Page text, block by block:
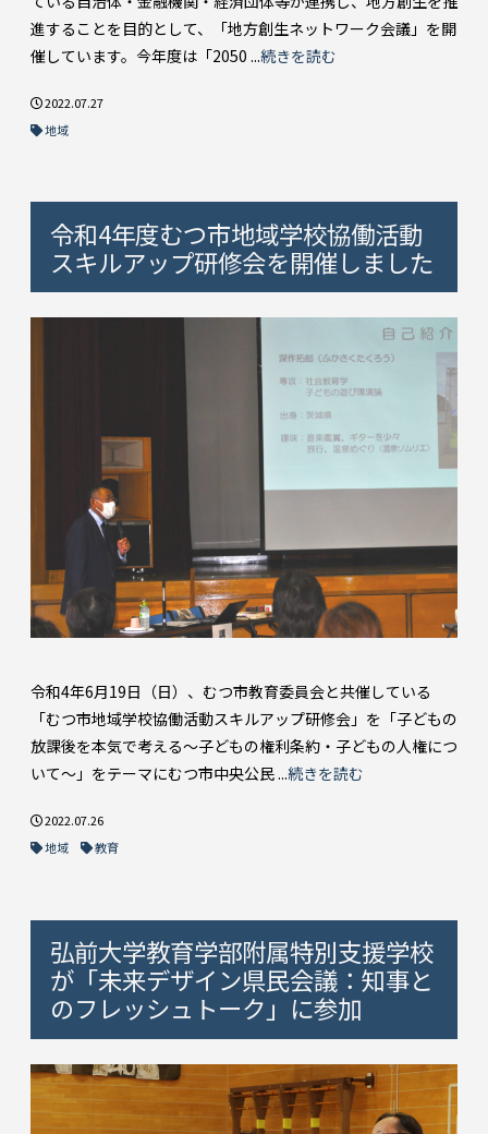
進することを目的として、「地方創生ネットワーク会議」を開
催しています。今年度は「2050 ...続きを読む
2022.07.27
地域
令和4年度むつ市地域学校協働活動
スキルアップ研修会を開催しました
令和4年6月19日（日）、むつ市教育委員会と共催している
「むつ市地域学校協働活動スキルアップ研修会」を「子どもの
放課後を本気で考える～子どもの権利条約・子どもの人権につ
いて～」をテーマにむつ市中央公民 ...続きを読む
2022.07.26
地域
教育
弘前大学教育学部附属特別支援学校
が「未来デザイン県民会議：知事と
のフレッシュトーク」に参加